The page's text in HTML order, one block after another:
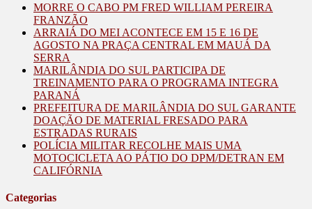
MORRE O CABO PM FRED WILLIAM PEREIRA
FRANZÃO
ARRAIÁ DO MEI ACONTECE EM 15 E 16 DE
AGOSTO NA PRAÇA CENTRAL EM MAUÁ DA
SERRA
MARILÂNDIA DO SUL PARTICIPA DE
TREINAMENTO PARA O PROGRAMA INTEGRA
PARANÁ
PREFEITURA DE MARILÂNDIA DO SUL GARANTE
DOAÇÃO DE MATERIAL FRESADO PARA
ESTRADAS RURAIS
POLÍCIA MILITAR RECOLHE MAIS UMA
MOTOCICLETA AO PÁTIO DO DPM/DETRAN EM
CALIFÓRNIA
Categorias